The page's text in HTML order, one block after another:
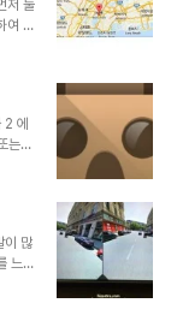
란 말
지로
을
저 둘
여 직
카
나
...
.ㅠ
있다
려
에
는
시
편
만
연속
와
없
이 많
느낄
인데